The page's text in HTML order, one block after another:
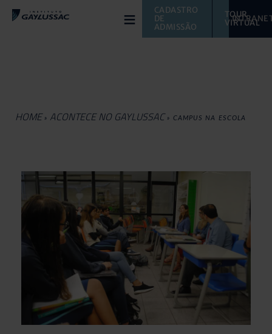
≡
CADASTRO
DE
ADMISSÃO
TOUR
VIRTUAL
HOME » ACONTECE NO GAYLUSSAC » CAMPUS NA ESCOLA